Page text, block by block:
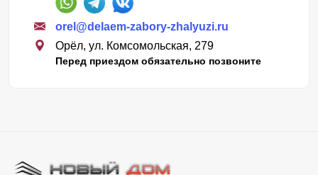
orel@delaem-zabory-zhalyuzi.ru
Орёл, ул. Комсомольская, 279
Перед приездом обязательно позвоните